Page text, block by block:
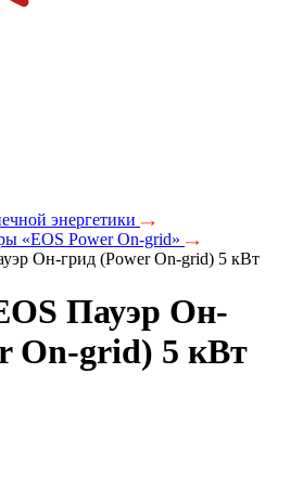
энергетики
«EOS Power On-grid»
Он-грид (Power On-grid) 5 кВт
Пауэр Он-
On-grid) 5 кВт